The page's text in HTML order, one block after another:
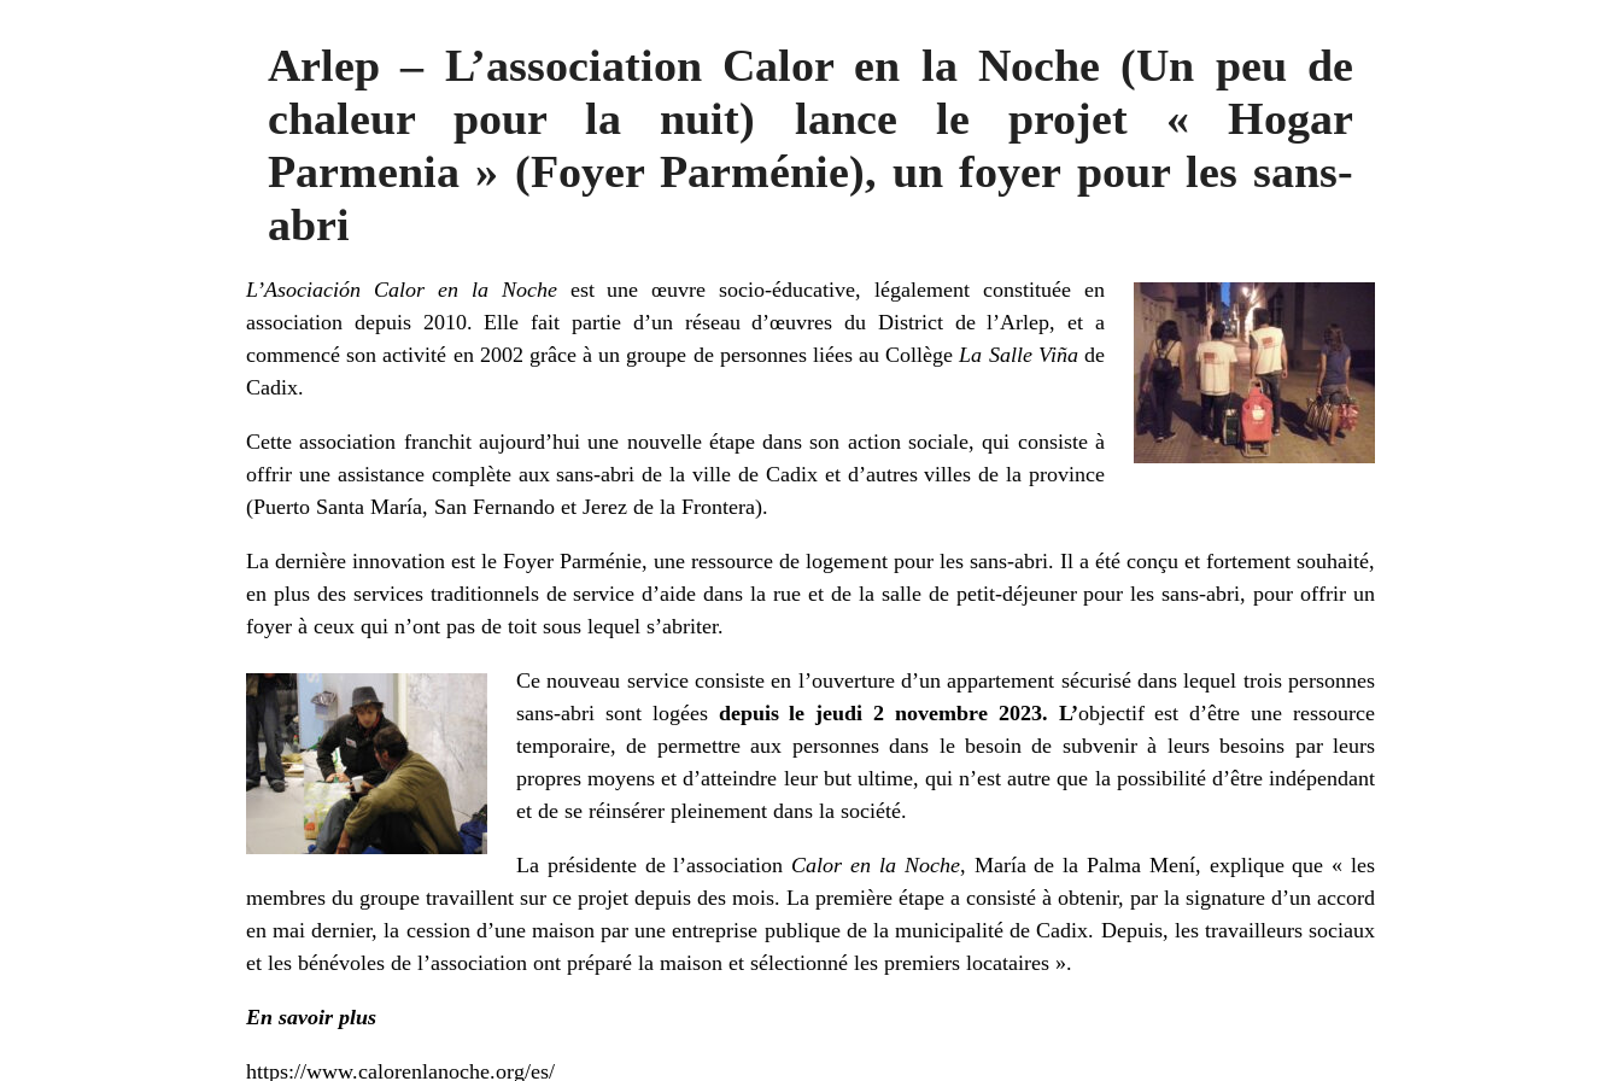
Arlep – L’association Calor en la Noche (Un peu de
chaleur pour la nuit) lance le projet « Hogar
Parmenia » (Foyer Parménie), un foyer pour les sans-
abri
L’Asociación Calor en la Noche est une œuvre socio-éducative, légalement constituée en
association depuis 2010. Elle fait partie d’un réseau d’œuvres du District de l’Arlep, et a
commencé son activité en 2002 grâce à un groupe de personnes liées au Collège La Salle Viñade
Cadix.
Cette association franchit aujourd’hui une nouvelle étape dans son action sociale, qui consiste à
offrir une assistance complète aux sans-abri de la ville de Cadix et d’autres villes de la province
(Puerto Santa María, San Fernando et Jerez de la Frontera).
La dernière innovation est le Foyer Parménie, une ressource de logement pour les sans-abri. Il a été conçu et fortement souhaité,
en plus des services traditionnels de service d’aide dans la rue et de la salle de petit-déjeuner pour les sans-abri, pour offrir un
foyer à ceux qui n’ont pas de toit sous lequel s’abriter.
Ce nouveau service consiste en l’ouverture d’un appartement sécurisé dans lequel trois personnes
sans-abri sont logées depuis le jeudi 2 novembre 2023. L’objectif est d’être une ressource
temporaire, de permettre aux personnes dans le besoin de subvenir à leurs besoins par leurs
propres moyens et d’atteindre leur but ultime, qui n’est autre que la possibilité d’être indépendant
et de se réinsérer pleinement dans la société.
La présidente de l’association Calor en la Noche, María de la Palma Mení, explique que « les
membres du groupe travaillent sur ce projet depuis des mois. La première étape a consisté à obtenir, par la signature d’un accord
en mai dernier, la cession d’une maison par une entreprise publique de la municipalité de Cadix. Depuis, les travailleurs sociaux
et les bénévoles de l’association ont préparé la maison et sélectionné les premiers locataires ».
En savoir plus
https://www.calorenlanoche.org/es/